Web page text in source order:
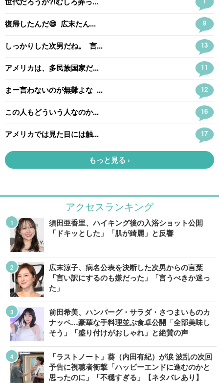
アクセスランキング
須田亜香里、ハイキング後の入浴ショット公開
「ドキッとした」「肌が綺麗」と反響
広末涼子、病名公表を決断した次男からの言葉
「言い訳にするのも嫌だった」「言うべきか迷っ
た」
前田希美、ハンバーグ・サラダ・さつまいものカ
ナッペ…豪華な手料理並ぶ食卓公開「全部美味し
そう」「盛り付けがおしゃれ」と絶賛の声
「ラストノート」葵（内田有紀）が涙 波乱の次回
予告に視聴者衝撃「ハッピーエンドに進むのかと
思ったのに」「不穏すぎる」【ネタバレあり】